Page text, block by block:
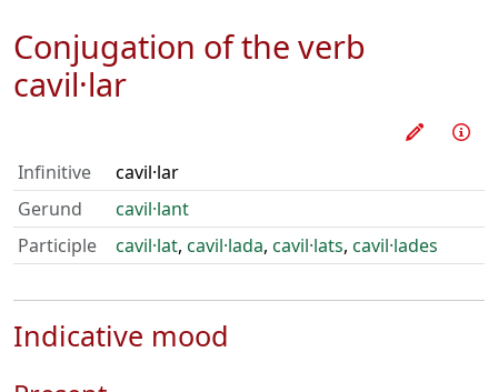
Conjugation of the verb
cavil·lar
Train
Infinitive
cavil·lar
Gerund
cavil·lant
Participle
cavil·lat, cavil·lada, cavil·lats, cavil·lades
Indicative mood